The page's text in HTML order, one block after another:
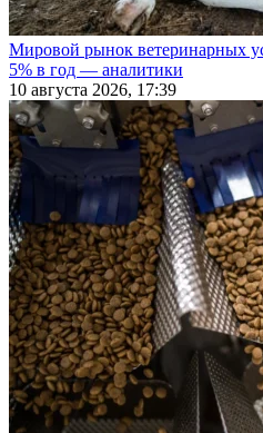
Мировой рынок ветеринарных
5% в год — аналитики
10 августа 2026, 17:39